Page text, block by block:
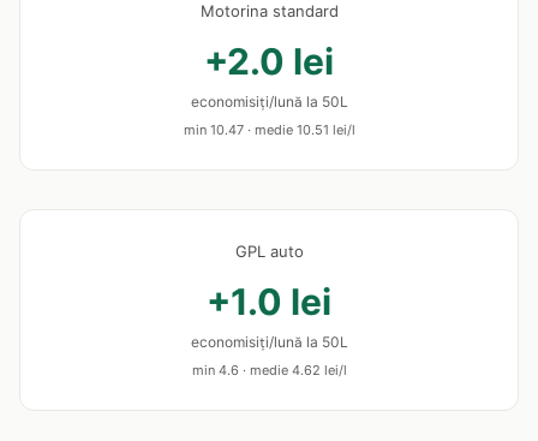
Motorina standard
+2.0 lei
economisiți/lună la 50L
min 10.47 · medie 10.51 lei/l
GPL auto
+1.0 lei
economisiți/lună la 50L
min 4.6 · medie 4.62 lei/l